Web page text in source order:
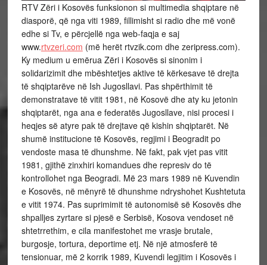
RTV Zëri i Kosovës funksionon si multimedia shqiptare në
diasporë, që nga viti 1989, fillimisht si radio dhe më vonë
edhe si Tv, e përcjellë nga web-faqja e saj
www.rtvzeri.com (më herët rtvzik.com dhe zeripress.com).
Ky medium u emërua Zëri i Kosovës si sinonim i
solidarizimit dhe mbështetjes aktive të kërkesave të drejta
të shqiptarëve në Ish Jugosllavi. Pas shpërthimit të
demonstratave të vitit 1981, në Kosovë dhe aty ku jetonin
shqiptarët, nga ana e federatës Jugosllave, nisi procesi i
heqjes së atyre pak të drejtave që kishin shqiptarët. Në
shumë institucione të Kosovës, regjimi i Beogradit po
vendoste masa të dhunshme. Në fakt, pak vjet pas vitit
1981, gjithë zinxhiri komandues dhe represiv do të
kontrollohet nga Beogradi. Më 23 mars 1989 në Kuvendin
e Kosovës, në mënyrë të dhunshme ndryshohet Kushtetuta
e vitit 1974. Pas suprimimit të autonomisë së Kosovës dhe
shpalljes zyrtare si pjesë e Serbisë, Kosova vendoset në
shtetrrethim, e cila manifestohet me vrasje brutale,
burgosje, tortura, deportime etj. Në një atmosferë të
tensionuar, më 2 korrik 1989, Kuvendi legjitim i Kosovës i